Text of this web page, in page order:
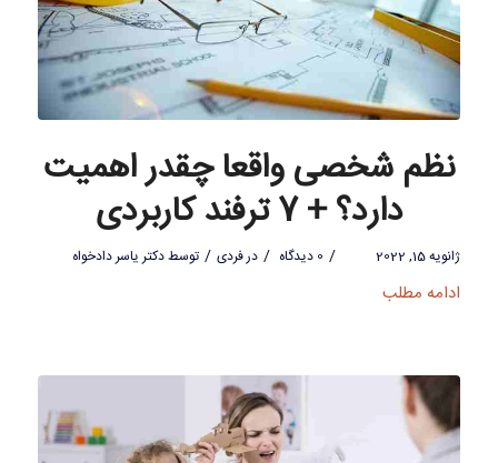
نظم شخصی واقعا چقدر اهمیت
دارد؟ + 7 ترفند کاربردی
ژانویه 15, 2022 / 0 دیدگاه / درفردی / توسطدکتر یاسر دادخواه
ادامه مطلب